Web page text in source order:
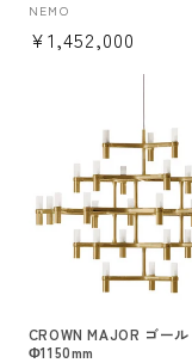
販
売
NEMO
通
¥1,452,000
CROWN MAJOR ゴール
Φ1150mm